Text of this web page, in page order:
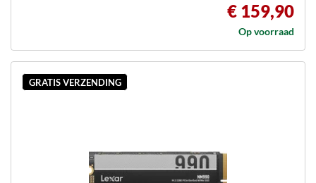
€ 159,90
Op voorraad
GRATIS VERZENDING